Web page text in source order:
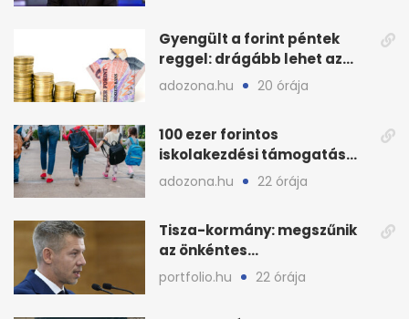
Gyengült a forint péntek
reggel: drágább lehet az
euró és a dollár
adozona.hu 20 órája
100 ezer forintos
iskolakezdési támogatás
2026 őszén: adózás,
adozona.hu 22 órája
Tisza-kormány: megszűnik
az önkéntes
fogyasztáscsökkentés
portfolio.hu 22 órája